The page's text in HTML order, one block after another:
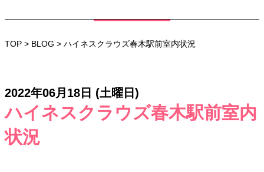
TOP > BLOG > ハイネスクラウズ春木駅前室内状況
2022年06月18日 (土曜日)
ハイネスクラウズ春木駅前室内
状況